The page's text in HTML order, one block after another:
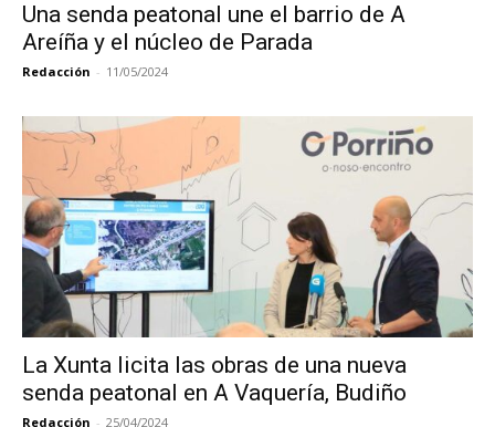
Una senda peatonal une el barrio de A
Areíña y el núcleo de Parada
Redacción - 11/05/2024
La Xunta licita las obras de una nueva
senda peatonal en A Vaquería, Budiño
Redacción - 25/04/2024